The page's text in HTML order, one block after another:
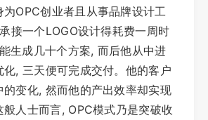
OPC创业者且从事品牌设计工
接一个LOGO设计得耗费一周时
生成几十个方案, 而后他从中进
化, 三天便可完成交付。他的客户
的变化, 然而他的产出效率却实现
般人士而言, OPC模式乃是突破收